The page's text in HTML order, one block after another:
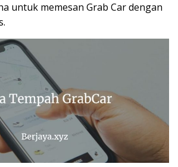
untuk memesan Grab Car dengan